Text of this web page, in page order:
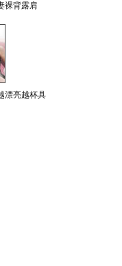
裸背露肩
漂亮越杯具